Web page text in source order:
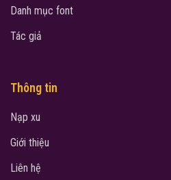
Danh mục font
Tác giả
Thông tin
Nạp xu
Giới thiệu
Liên hệ